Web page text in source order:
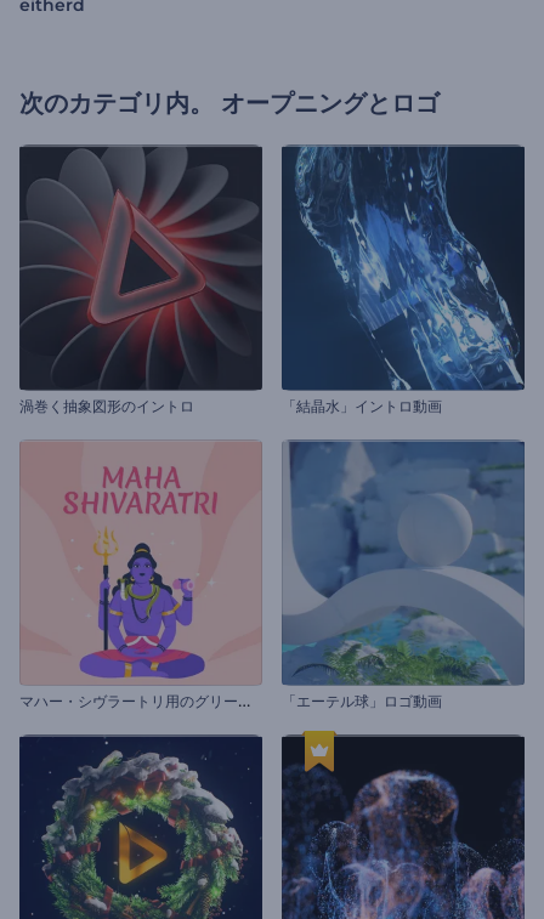
eitherd
次のカテゴリ内。 オープニングとロゴ
渦巻く抽象図形のイントロ 「結晶水」イントロ動画
マ
ハー・シヴラートリ用のグリーティング動画 「エーテル球」ロゴ動画